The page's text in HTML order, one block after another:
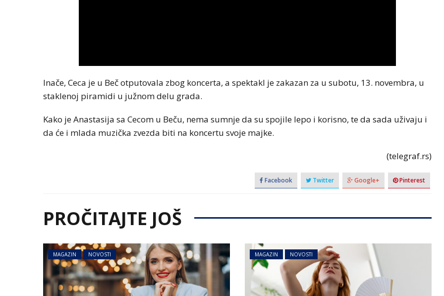
Inače, Ceca je u Beč otputovala zbog koncerta, a spektakl je zakazan za u subotu, 13. novembra, u
staklenoj piramidi u južnom delu grada.
Kako je Anastasija sa Cecom u Beču, nema sumnje da su spojile lepo i korisno, te da sada uživaju i
da će i mlada muzička zvezda biti na koncertu svoje majke.
(telegraf.rs)
Facebook Twitter Google+ Pinterest
PROČITAJTE JOŠ
MAGAZIN NOVOSTI MAGAZIN NOVOSTI